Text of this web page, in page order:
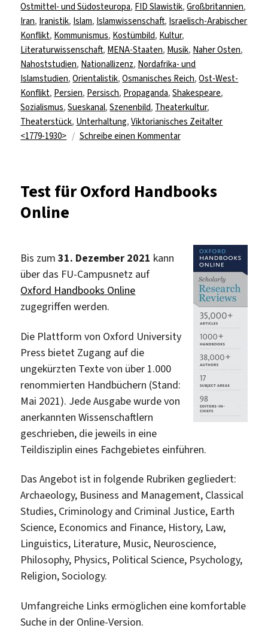
Ostmittel- und Südosteuropa, FID Slawistik,Großbritannien,
Iran, Iranistik, Islam, Islamwissenschaft, Israelisch-Arabischer
Konflikt, Kommunismus, Kostümbild, Kultur,
Literaturwissenschaft, MENA-Staaten, Musik, Naher Osten,
Nahoststudien, Nationallizenz, Nordafrika- und
Islamstudien,Orientalistik,Osmanisches Reich,Ost-West-
Konflikt, Persien, Persisch, Propaganda,Shakespeare,
Sozialismus,Sueskanal,Szenenbild, Theaterkultur,
Theaterstück, Unterhaltung,Viktorianisches Zeitalter
<1779-1930>
Schreibe einen Kommentarzu
Nationallizenzen
Test für Oxford Handbooks
Online
Bis zum31. Dezember 2021 kann
über das FU-Campusnetz auf
Oxford Handbooks Online
zugegriffen werden.
Die Plattform von Oxford University
Press bietet Zugang auf die
ungekürzten Texte von über 1.000
renommierten Handbüchern (Stand:
Mai 2021). Jede Ausgabe wurde von
anerkannten Wissenschaftlern
geschrieben, die jeweils in eine
Teildisziplin eines Fachgebietes einführen.
Das Angebot ist in folgende Rubriken gegliedert:
Archaeology, Business and Management, Classical
Studies, Criminology and Criminal Justice, Earth
Science, Economics and Finance, History, Law,
Linguistics, Literature, Music, Neuroscience,
Philosophy, Physics, Political Science, Psychology,
Religion, Sociology.
Umfangreiche Links ermöglichen eine komfortable
Suche in der Online-Version.